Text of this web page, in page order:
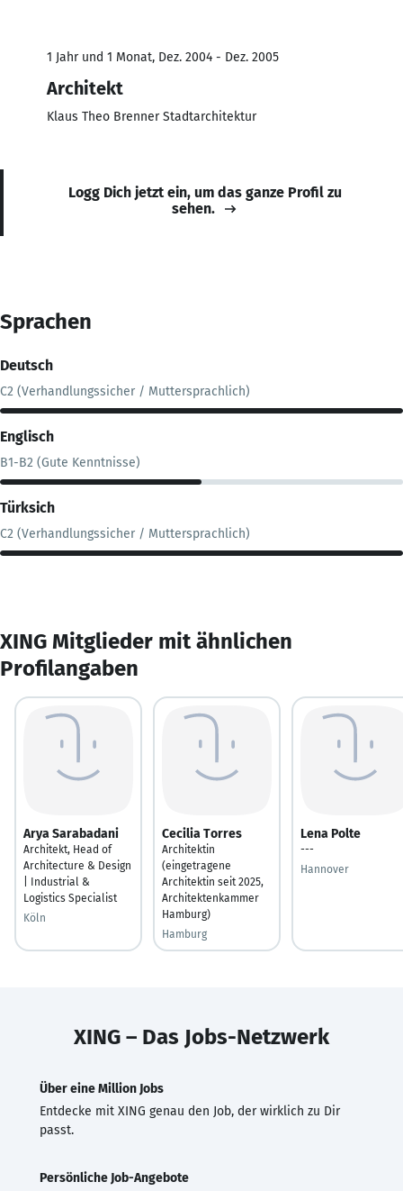
1 Jahr und 1 Monat, Dez. 2004 - Dez. 2005
Architekt
Klaus Theo Brenner Stadtarchitektur
Logg Dich jetzt ein, um das ganze Profil zu
sehen.
Sprachen
Deutsch
C2 (Verhandlungssicher / Muttersprachlich)
Englisch
B1-B2 (Gute Kenntnisse)
Türksich
C2 (Verhandlungssicher / Muttersprachlich)
XING Mitglieder mit ähnlichen
Profilangaben
Arya Sarabadani
Architekt, Head of
Architecture & Design
| Industrial &
Logistics Specialist
Köln
Cecilia Torres
Architektin
(eingetragene
Architektin seit 2025,
Architektenkammer
Hamburg)
Hamburg
Lena Polte
---
Hannover
XING – Das Jobs-Netzwerk
Über eine Million Jobs
Entdecke mit XING genau den Job, der wirklich zu Dir
passt.
Persönliche Job-Angebote